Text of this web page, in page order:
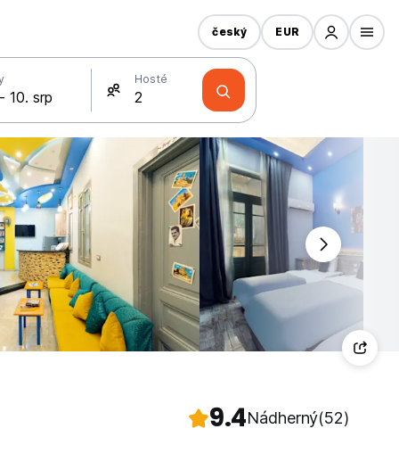
Hosté
český EUR
9.4Nádherný(52)